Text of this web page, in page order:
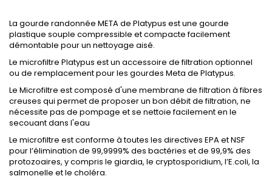
.
La gourde randonnée META de Platypus est une gourde
plastique souple compressible et compacte facilement
démontable pour un nettoyage aisé.
Le microfiltre Platypus est un accessoire de filtration optionnel
ou de remplacement pour les gourdes Meta de Platypus.
Le Microfiltre est composé d'une membrane de filtration à fibres
creuses qui permet de proposer un bon débit de filtration, ne
nécessite pas de pompage et se nettoie facilement en le
secouant dans l'eau
Le microfiltre est conforme à toutes les directives EPA et NSF
pour l’élimination de 99,9999% des bactéries et de 99,9% des
protozoaires, y compris le giardia, le cryptosporidium, l’E.coli, la
salmonelle et le choléra.